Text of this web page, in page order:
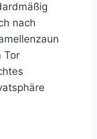
nach
Tor